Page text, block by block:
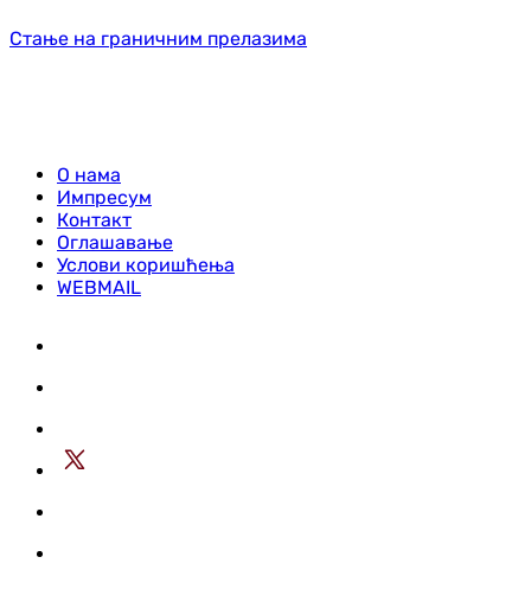
Стање на граничним прелазима
О нама
Импресум
Контакт
Оглашавање
Услови коришћења
WEBMAIL